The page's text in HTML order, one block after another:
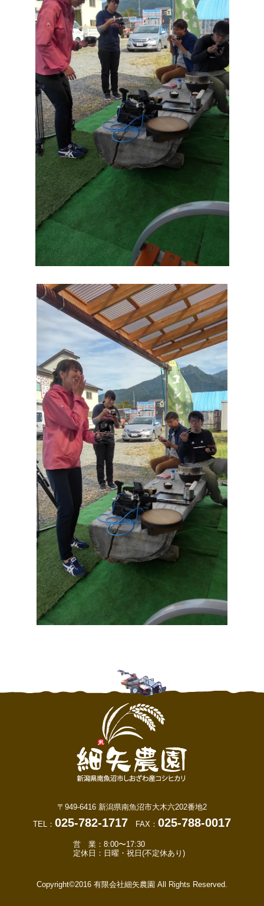
〒949-6416 新潟県南魚沼市大木六202番地2
TEL： 025-782-1717 FAX： 025-788-0017
営 業：8:00〜17:30
定休日：日曜・祝日(不定休あり)
Copyright©2016 有限会社細矢農園 All Rights Reserved.